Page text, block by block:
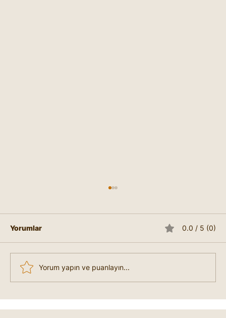
Endüstri Psikolojisi Nedir?
Yorumlar 0.0 / 5 (0)
Yorum yapın ve puanlayın...